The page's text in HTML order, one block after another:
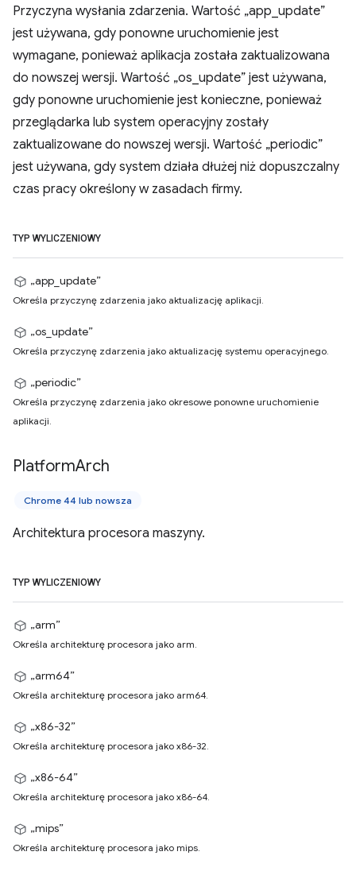
Przyczyna wysłania zdarzenia. Wartość „app_update”
jest używana, gdy ponowne uruchomienie jest
wymagane, ponieważ aplikacja została zaktualizowana
do nowszej wersji. Wartość „os_update” jest używana,
gdy ponowne uruchomienie jest konieczne, ponieważ
przeglądarka lub system operacyjny zostały
zaktualizowane do nowszej wersji. Wartość „periodic”
jest używana, gdy system działa dłużej niż dopuszczalny
czas pracy określony w zasadach firmy.
TYP WYLICZENIOWY
„app_update”
Określa przyczynę zdarzenia jako aktualizację aplikacji.
„os_update”
Określa przyczynę zdarzenia jako aktualizację systemu operacyjnego.
„periodic”
Określa przyczynę zdarzenia jako okresowe ponowne uruchomienie
aplikacji.
PlatformArch
Chrome 44 lub nowsza
Architektura procesora maszyny.
TYP WYLICZENIOWY
„arm”
Określa architekturę procesora jako arm.
„arm64”
Określa architekturę procesora jako arm64.
„x86-32”
Określa architekturę procesora jako x86-32.
„x86-64”
Określa architekturę procesora jako x86-64.
„mips”
Określa architekturę procesora jako mips.